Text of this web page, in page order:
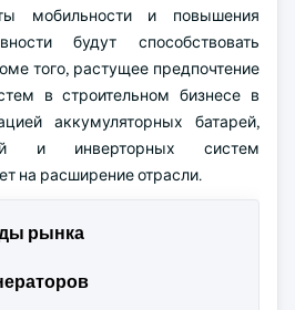
мобильности и повышения
будут способствовать
того, растущее предпочтение
в строительном бизнесе в
аккумуляторных батарей,
и инверторных систем
на расширение отрасли.
рынка